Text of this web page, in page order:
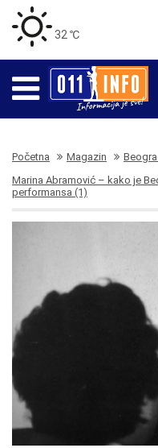
32 ℃
Početna Magazin
Marina Abramović – kako je
performansa (1)